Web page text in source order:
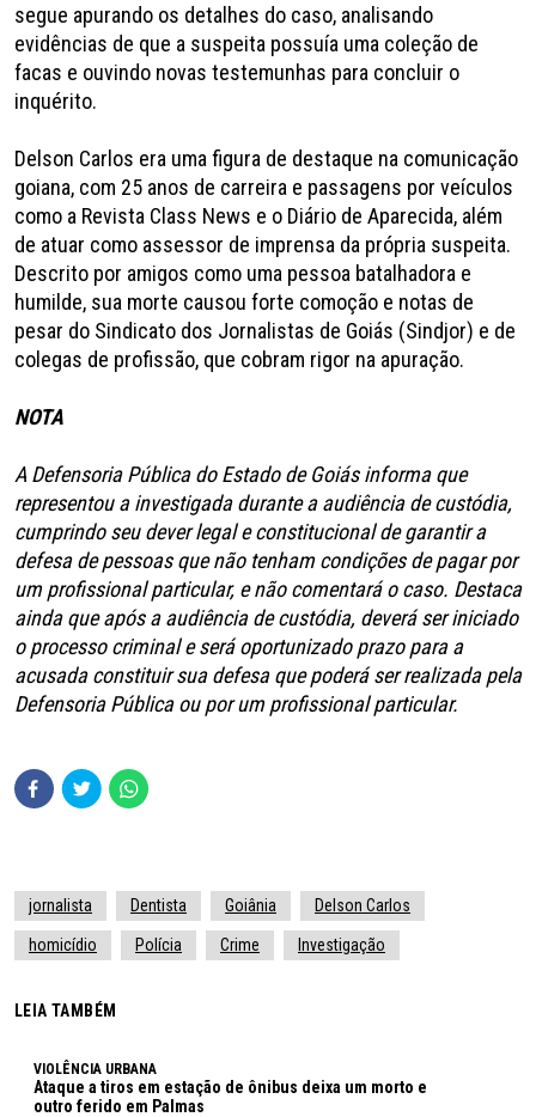
segue apurando os detalhes do caso, analisando
evidências de que a suspeita possuía uma coleção de
facas e ouvindo novas testemunhas para concluir o
inquérito.
Delson Carlos era uma figura de destaque na comunicação
goiana, com 25 anos de carreira e passagens por veículos
como a Revista Class News e o Diário de Aparecida, além
de atuar como assessor de imprensa da própria suspeita.
Descrito por amigos como uma pessoa batalhadora e
humilde, sua morte causou forte comoção e notas de
pesar do Sindicato dos Jornalistas de Goiás (Sindjor) e de
colegas de profissão, que cobram rigor na apuração.
NOTA
A Defensoria Pública do Estado de Goiás informa que
representou a investigada durante a audiência de custódia,
cumprindo seu dever legal e constitucional de garantir a
defesa de pessoas que não tenham condições de pagar por
um profissional particular, e não comentará o caso. Destaca
ainda que após a audiência de custódia, deverá ser iniciado
o processo criminal e será oportunizado prazo para a
acusada constituir sua defesa que poderá ser realizada pela
Defensoria Pública ou por um profissional particular.
jornalista Dentista Goiânia Delson Carlos
homicídio Polícia Crime Investigação
LEIA TAMBÉM
VIOLÊNCIA URBANA
Ataque a tiros em estação de ônibus deixa um morto e
outro ferido em Palmas